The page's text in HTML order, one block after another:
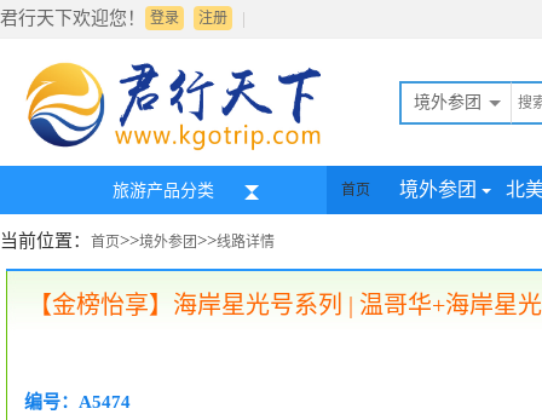
君行天下欢迎您！ 登录 |
注册
境外参团
旅游产品分类 首页 境外参团 北
当前位置： 首页>>境外参团>>线路详情
【金榜怡享】海岸星光号系列 | 温哥华+海岸
编号：A5474